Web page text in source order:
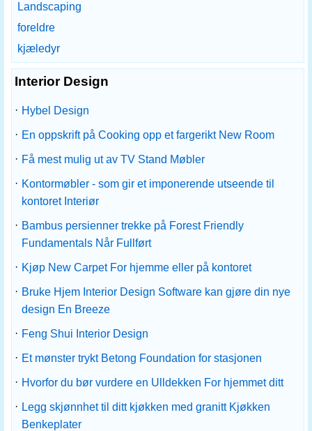
Landscaping
foreldre
kjæledyr
Interior Design
· Hybel Design
· En oppskrift på Cooking opp et fargerikt New Room
· Få mest mulig ut av TV Stand Møbler
· Kontormøbler - som gir et imponerende utseende til
kontoret Interiør
· Bambus persienner trekke på Forest Friendly
Fundamentals Når Fullført
· Kjøp New Carpet For hjemme eller på kontoret
· Bruke Hjem Interior Design Software kan gjøre din nye
design En Breeze
· Feng Shui Interior Design
· Et mønster trykt Betong Foundation for stasjonen
· Hvorfor du bør vurdere en Ulldekken For hjemmet ditt
· Legg skjønnhet til ditt kjøkken med granitt Kjøkken
Benkeplater